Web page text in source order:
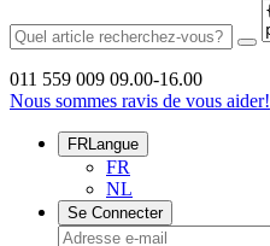
011 559 009 09.00-16.00
Nous sommes ravis de vous aider!
FRLangue
FR
NL
Se Connecter